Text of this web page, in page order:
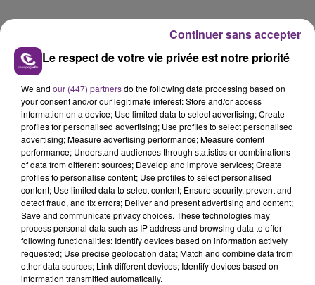
Le Centre d’information des droits des femmes
veut d'ailleurs la développer dans l’Aube.
Face aux violences #NeRienLaisserPasser
FIL D'ACTU
Le respect de votre vie privée est notre priorité
We and our (447) partnersdo the following data processing based on
your consent and/or our legitimate interest: Store and/or access
information on a device; Use limited data to select advertising; Create
profiles for personalised advertising; Use profiles to select personalised
advertising; Measure advertising performance; Measure content
performance; Understand audiences through statistics or combinations
of data from different sources; Develop and improve services; Create
profiles to personalise content; Use profiles to select personalised
content; Use limited data to select content; Ensure security, prevent and
detect fraud, and fix errors; Deliver and present advertising and content;
Save and communicate privacy choices. These technologies may
process personal data such as IP address and browsing data to offer
following functionalities: Identify devices based on information actively
requested; Use precise geolocation data; Match and combine data from
other data sources; Link different devices; Identify devices based on
information transmitted automatically.
Continuer sans accepter